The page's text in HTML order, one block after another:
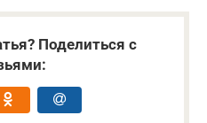
Поделиться с